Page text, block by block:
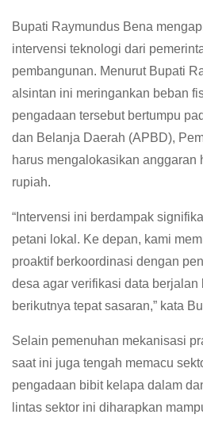
Bupati Raymundus Bena
intervensi teknologi dari
pembangunan. Menurut Bupati
alsintan ini meringankan beban
pengadaan tersebut bertumpu
dan Belanja Daerah (APBD),
harus mengalokasikan anggaran
rupiah.
“Intervensi ini berdampak
petani lokal. Ke depan, kami
proaktif berkoordinasi dengan
desa agar verifikasi data berjalan
berikutnya tepat sasaran,” kata
Selain pemenuhan mekanisasi
saat ini juga tengah memacu
pengadaan bibit kelapa dalam
lintas sektor ini diharapkan